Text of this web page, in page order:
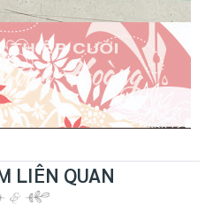
LIÊN QUAN